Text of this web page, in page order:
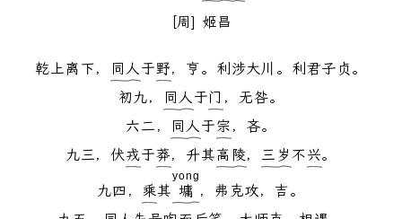
周 姬昌
乾上离下， 同人于野，亨。利涉大川。利君子贞。
初九，
同人于门 ，无咎。
六二，
同人于宗 ，吝。
九三，伏戎于莽，升其高陵， 三岁 不兴。
九四， 乘其 墉
yong
，弗克攻，吉。